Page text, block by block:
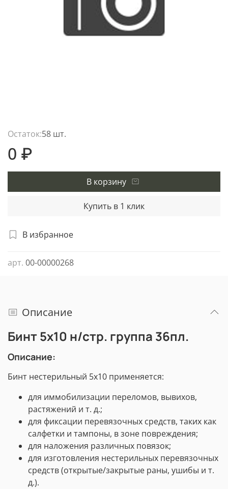
В избранное
арт. 00-00000268
Остаток:58 шт.
0 ₽
В корзину
Купить в 1 клик
Описание
Бинт 5х10 н/стр. группа 36пл.
Описание:
Бинт нестерильный 5х10 применяется:
для иммобилизации переломов, вывихов,
растяжений и т. д.;
для фиксации перевязочных средств, таких как
салфетки и тампоны, в зоне повреждения;
для наложения различных повязок;
для изготовления нестерильных перевязочных
средств (открытые/закрытые раны, ушибы и т.
д.).